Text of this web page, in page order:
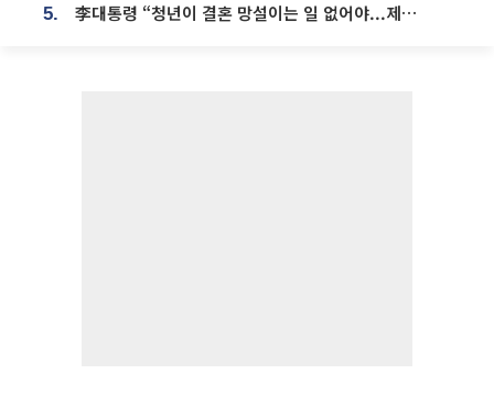
5. 李대통령 “청년이 결혼 망설이는 일 없어야...제도상 불이익 조사”